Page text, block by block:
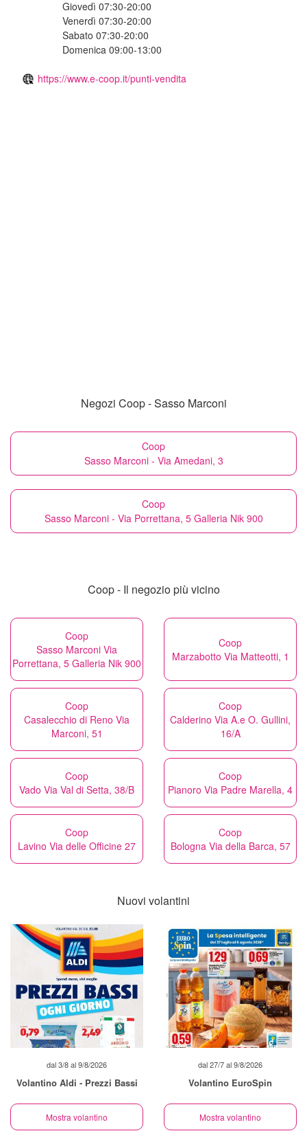
Giovedì 07:30-20:00
Venerdì 07:30-20:00
Sabato 07:30-20:00
Domenica 09:00-13:00
https://www.e-coop.it/punti-vendita
Negozi Coop - Sasso Marconi
Coop
Sasso Marconi - Via Amedani, 3
Coop
Sasso Marconi - Via Porrettana, 5 Galleria Nik 900
Coop - Il negozio più vicino
Coop
Sasso Marconi Via
Porrettana, 5 Galleria Nik 900
Coop
Marzabotto Via Matteotti, 1
Coop
Casalecchio di Reno Via
Marconi, 51
Coop
Calderino Via A.e O. Gullini,
16/A
Coop
Vado Via Val di Setta, 38/B
Coop
Pianoro Via Padre Marella, 4
Coop
Lavino Via delle Officine 27
Coop
Bologna Via della Barca, 57
Nuovi volantini
dal 3/8 al 9/8/2026
Volantino Aldi - Prezzi Bassi
Mostra volantino
dal 27/7 al 9/8/2026
Volantino EuroSpin
Mostra volantino